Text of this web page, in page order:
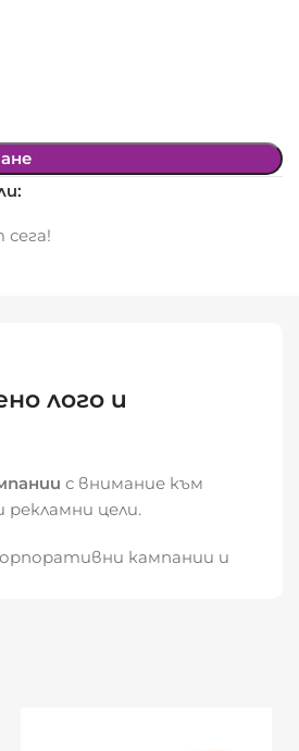
лого и
с внимание към
цели.
кампании и